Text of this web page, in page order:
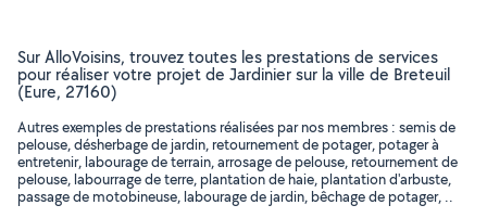
Sur AlloVoisins, trouvez toutes les prestations de services
pour réaliser votre projet de Jardinier sur la ville de Breteuil
(Eure, 27160)
Autres exemples de prestations réalisées par nos membres : semis de
pelouse, désherbage de jardin, retournement de potager, potager à
entretenir, labourage de terrain, arrosage de pelouse, retournement de
pelouse, labourrage de terre, plantation de haie, plantation d'arbuste,
passage de motobineuse, labourage de jardin, bêchage de potager, ..